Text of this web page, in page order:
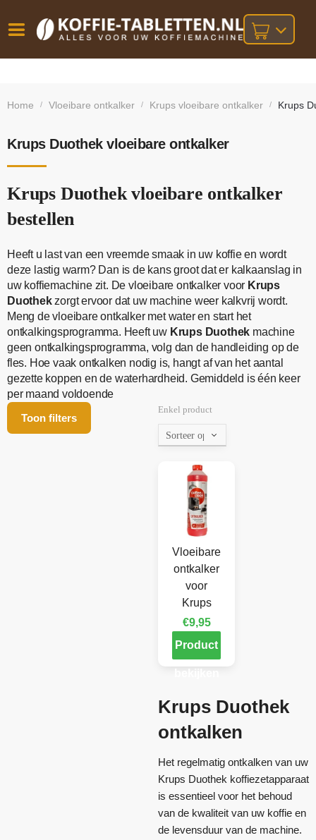
besteld,
bij orders
Home / Vloeibare ontkalker / Krups vloeibare ontkalker / Krups
Krups Duothek vloeibare ontkalker
Krups Duothek vloeibare ontkalker
bestellen
Heeft u last van een vreemde smaak in uw koffie en wordt
deze lastig warm? Dan is de kans groot dat er kalkaanslag in
uw koffiemachine zit. De vloeibare ontkalker voor Krups
Duothekzorgt ervoor dat uw machine weer kalkvrij wordt.
Meng de vloeibare ontkalker met water en start het
ontkalkingsprogramma. Heeft uw Krups Duothek machine
geen ontkalkingsprogramma, volg dan de handleiding op de
fles. Hoe vaak ontkalken nodig is, hangt af van het aantal
gezette koppen en de waterhardheid. Gemiddeld is één keer
per maand voldoende
Toon filters
Enkel product
Vloeibare
ontkalker
voor
Krups
€9,95
Product
Krups Duothek
ontkalken
Het regelmatig ontkalken van uw
Krups Duothek koffiezetapparaat
is essentieel voor het behoud
van de kwaliteit van uw koffie en
de levensduur van de machine.